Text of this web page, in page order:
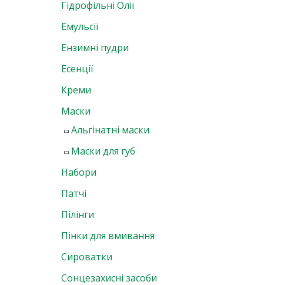
Гідрофільні Олії
Емульсії
Ензимні пудри
Есенції
Креми
Маски
Альгінатні маски
Маски для губ
Набори
Патчі
Пілінги
Пінки для вмивання
Сироватки
Сонцезахисні засоби